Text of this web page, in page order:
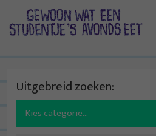
Uitgebreid zoeken:
Search
for: